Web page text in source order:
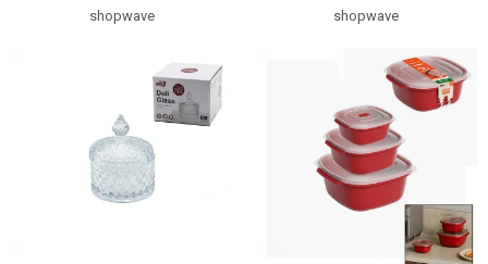
shopwave
2000ML (5047)shopwave